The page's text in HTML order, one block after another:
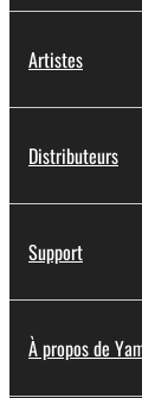
Artistes
Distributeurs
Support
À propos de